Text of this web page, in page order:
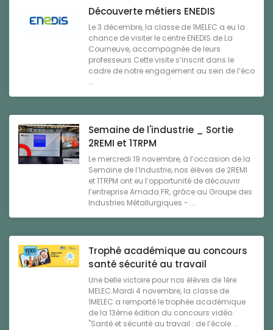
Découverte métiers ENEDIS
Le 3 décembre, la classe de 1MELEC a eu la
chance de visiter le centre ENEDIS de La
Courneuve, accompagnée de leurs
professeurs.Cette visite s’inscrit dans le
cadre de notre engagement au sein de l’éco
...
Semaine de l'industrie _ Sortie
2REMI et 1TRPM
Le mercredi 19 novembre, à l’occasion de la
Semaine de l’Industrie, nos élèves de 2REMI
et 1TRPM ont eu l’opportunité de découvrir
l’entreprise Amada FR, grâce au Groupe des
Industries Métallurgiques - ...
Trophé académique au concours
santé sécurité au travail
Une belle victoire pour nos élèves de 1ère
MELEC.Mardi 4 novembre, la classe de
1MELEC a remporté le trophée académique
de la 13ème édition du concours vidéo
"Santé et sécurité au travail : de l’école ...